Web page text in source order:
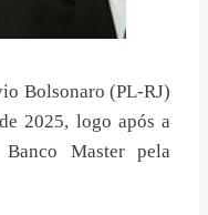
Bolsonaro (PL-RJ)
2025, logo após a
Master pela